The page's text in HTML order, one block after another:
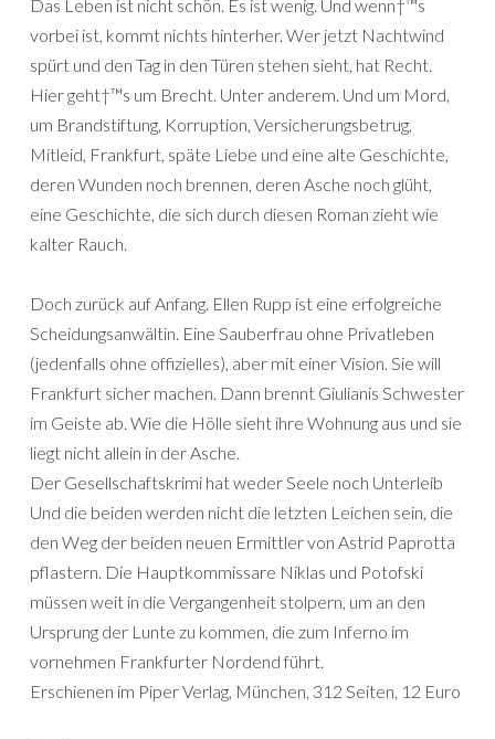
Das Leben ist nicht schön. Es ist wenig. Und wenn†™s
vorbei ist, kommt nichts hinterher. Wer jetzt Nachtwind
spürt und den Tag in den Türen stehen sieht, hat Recht.
Hier geht†™s um Brecht. Unter anderem. Und um Mord,
um Brandstiftung, Korruption, Versicherungsbetrug,
Mitleid, Frankfurt, späte Liebe und eine alte Geschichte,
deren Wunden noch brennen, deren Asche noch glüht,
eine Geschichte, die sich durch diesen Roman zieht wie
kalter Rauch.
Doch zurück auf Anfang. Ellen Rupp ist eine erfolgreiche
Scheidungsanwältin. Eine Sauberfrau ohne Privatleben
(jedenfalls ohne offizielles), aber mit einer Vision. Sie will
Frankfurt sicher machen. Dann brennt Giulianis Schwester
im Geiste ab. Wie die Hölle sieht ihre Wohnung aus und sie
liegt nicht allein in der Asche.
Der Gesellschaftskrimi hat weder Seele noch Unterleib
Und die beiden werden nicht die letzten Leichen sein, die
den Weg der beiden neuen Ermittler von Astrid Paprotta
pflastern. Die Hauptkommissare Niklas und Potofski
müssen weit in die Vergangenheit stolpern, um an den
Ursprung der Lunte zu kommen, die zum Inferno im
vornehmen Frankfurter Nordend führt.
Erschienen im Piper Verlag, München, 312 Seiten, 12 Euro